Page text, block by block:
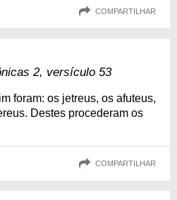
COMPARTILHAR
2, versículo 53
foram: os jetreus, os afuteus,
Destes procederam os
COMPARTILHAR